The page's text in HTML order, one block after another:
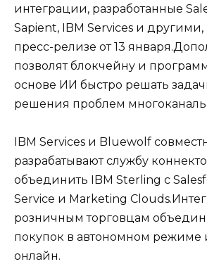
интеграции, разработанные
Sapient, IBM Services и другими,
пресс-релизе от 13
позволят блокчейну и
основе ИИ быстро решать
решения проблем
IBM Services и Bluewolf
разрабатывают службу
объединить IBM Sterling с
Service и Marketing
розничным торговцам
покупок в автономном режиме
онлайн.